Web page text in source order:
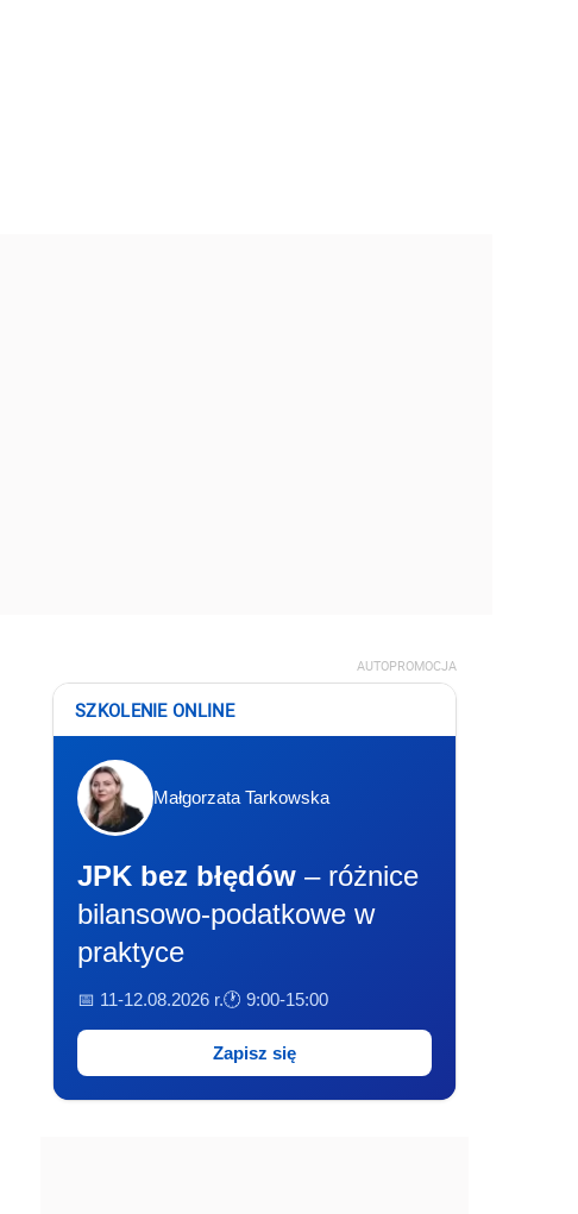
AUTOPROMOCJA
SZKOLENIE ONLINE
Małgorzata Tarkowska
JPK bez błędów – różnice
bilansowo-podatkowe w
praktyce
📅 11-12.08.2026 r.🕐 9:00-15:00
Zapisz się